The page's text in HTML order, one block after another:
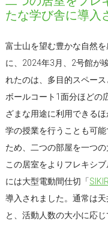
たな学び舎に導入
富士山を望む豊かな自然
に、2024年3月、2号館が
れたのは、多目的スペー
ボールコート1面分ほどの
ざまな用途に利用できる
学の授業を行うことも可
ため、二つの部屋を一つ
この居室をよりフレキシ
には大型電動間仕切「
導入されました。通常は
と、活動人数の大小に応